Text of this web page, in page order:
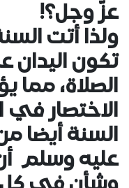
عزّ وجل؟!
ولذا أتت
تكون
الصلاة، مما
الاختصار في
السنة أيضا
عليه وسلم